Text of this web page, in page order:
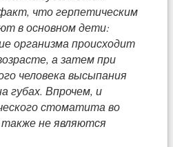
что герпетическим
в основном дети:
организма происходит
а затем при
человека высыпания
губах. Впрочем, и
стоматита во
также не являются